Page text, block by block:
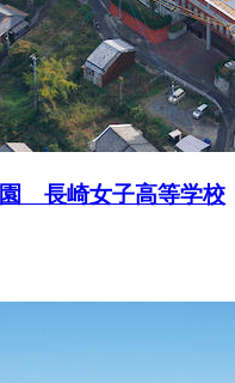
長崎女子高等学校